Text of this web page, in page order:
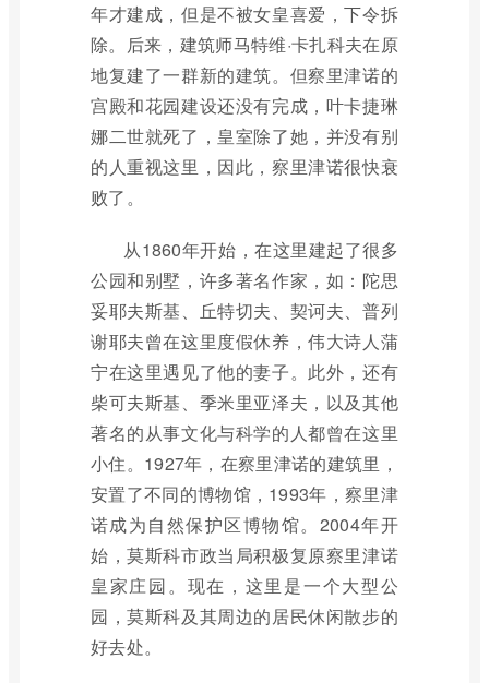
年才建成，但是不被女皇喜爱，下令拆
除。后来，建筑师马特维·卡扎科夫在原
地复建了一群新的建筑。但察里津诺的
宫殿和花园建设还没有完成，叶卡捷琳
娜二世就死了，皇室除了她，并没有别
的人重视这里，因此，察里津诺很快衰
败了。
从1860年开始，在这里建起了很多
公园和别墅，许多著名作家，如：陀思
妥耶夫斯基、丘特切夫、契诃夫、普列
谢耶夫曾在这里度假休养，伟大诗人蒲
宁在这里遇见了他的妻子。此外，还有
柴可夫斯基、季米里亚泽夫，以及其他
著名的从事文化与科学的人都曾在这里
小住。1927年，在察里津诺的建筑里，
安置了不同的博物馆，1993年，察里津
诺成为自然保护区博物馆。2004年开
始，莫斯科市政当局积极复原察里津诺
皇家庄园。现在，这里是一个大型公
园，莫斯科及其周边的居民休闲散步的
好去处。